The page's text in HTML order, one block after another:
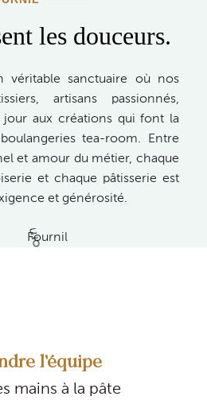
les douceurs.
véritable sanctuaire où nos
artisans passionnés,
aux créations qui font la
tea-room. Entre
et amour du métier, chaque
et chaque pâtisserie est
et générosité.
l'équipe
mains à la pâte